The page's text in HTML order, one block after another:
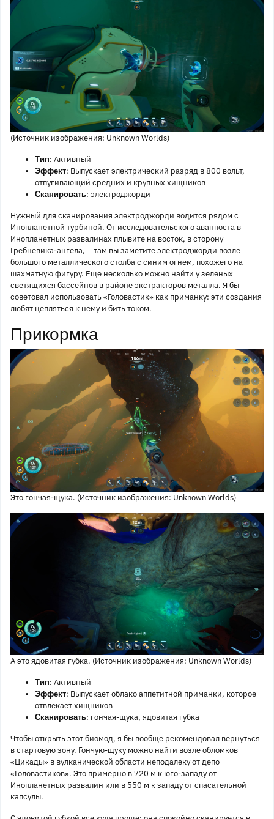
(Источник изображения: Unknown Worlds)
Тип: Активный
Эффект: Выпускает электрический разряд в 800 вольт,
отпугивающий средних и крупных хищников
Сканировать: электроджорди
Нужный для сканирования электроджорди водится рядом с
Инопланетной турбиной. От исследовательского аванпоста в
Инопланетных развалинах плывите на восток, в сторону
Гребневика-ангела, – там вы заметите электроджорди возле
большого металлического столба с синим огнем, похожего на
шахматную фигуру. Еще несколько можно найти у зеленых
светящихся бассейнов в районе экстракторов металла. Я бы
советовал использовать «Головастик» как приманку: эти создания
любят цепляться к нему и бить током.
Прикормка
Это гончая-щука. (Источник изображения: Unknown Worlds)
А это ядовитая губка. (Источник изображения: Unknown Worlds)
Тип: Активный
Эффект: Выпускает облако аппетитной приманки, которое
отвлекает хищников
Сканировать: гончая-щука, ядовитая губка
Чтобы открыть этот биомод, я бы вообще рекомендовал вернуться
в стартовую зону. Гончую-щуку можно найти возле обломков
«Цикады» в вулканической области неподалеку от депо
«Головастиков». Это примерно в 720 м к юго-западу от
Инопланетных развалин или в 550 м к западу от спасательной
капсулы.